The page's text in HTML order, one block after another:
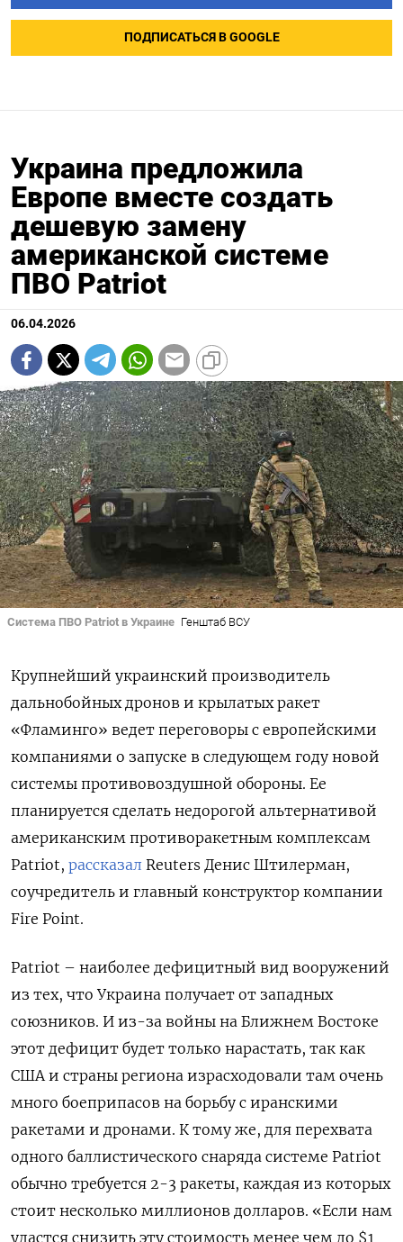
ПОДПИСАТЬСЯ В GOOGLE
Украина предложила
Европе вместе создать
дешевую замену
американской системе
ПВО Patriot
06.04.2026
Система ПВО Patriot в Украине Генштаб ВСУ
Крупнейший украинский производитель
дальнобойных дронов и крылатых ракет
«Фламинго» ведет переговоры с европейскими
компаниями о запуске в следующем году новой
системы противовоздушной обороны. Ее
планируется сделать недорогой альтернативой
американским противоракетным комплексам
Patriot, рассказал Reuters Денис Штилерман,
соучредитель и главный конструктор компании
Fire Point.
Patriot – наиболее дефицитный вид вооружений
из тех, что Украина получает от западных
союзников. И из-за войны на Ближнем Востоке
этот дефицит будет только нарастать, так как
США и страны региона израсходовали там очень
много боеприпасов на борьбу с иранскими
ракетами и дронами. К тому же, для перехвата
одного баллистического снаряда системе Patriot
обычно требуется 2-3 ракеты, каждая из которых
стоит несколько миллионов долларов. «Если нам
удастся снизить эту стоимость менее чем до $1